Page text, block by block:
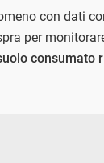
con dati
per
consumato